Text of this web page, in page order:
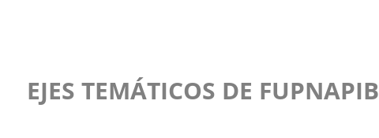
EJES TEMÁTICOS DE FUPNAPIB